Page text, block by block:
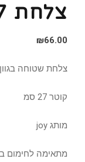
צלחת 27 סמ דגם רותם
₪66.00
צלחת שטוחה
קוטר 27 סמ
מותג joy
מתאימה לחימום